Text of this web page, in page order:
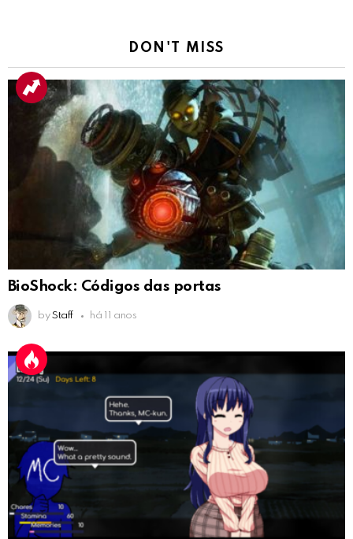
DON'T MISS
BioShock: Códigos das portas
by Staff há 11 anos